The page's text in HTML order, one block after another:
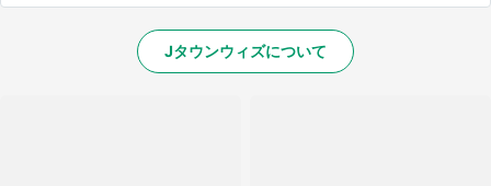
Jタウンウィズについて